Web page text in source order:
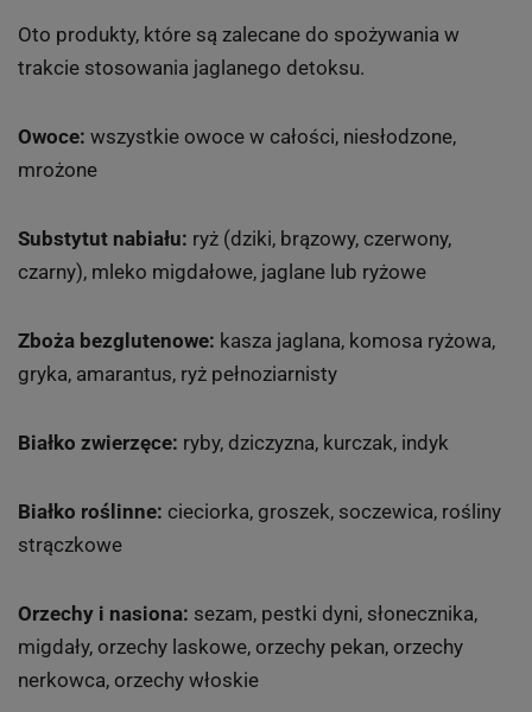
Oto produkty, które są zalecane do spożywania w
trakcie stosowania jaglanego detoksu.
Owoce: wszystkie owoce w całości, niesłodzone,
mrożone
Substytut nabiału: ryż (dziki, brązowy, czerwony,
czarny), mleko migdałowe, jaglane lub ryżowe
Zboża bezglutenowe: kasza jaglana, komosa ryżowa,
gryka, amarantus, ryż pełnoziarnisty
Białko zwierzęce: ryby, dziczyzna, kurczak, indyk
Białko roślinne: cieciorka, groszek, soczewica, rośliny
strączkowe
Orzechy i nasiona: sezam, pestki dyni, słonecznika,
migdały, orzechy laskowe, orzechy pekan, orzechy
nerkowca, orzechy włoskie